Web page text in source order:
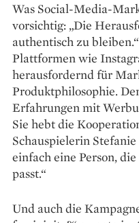
Was Social-Media-
vorsichtig: „Die
authentisch zu
Plattformen wie
herausfordernd für
Produktphilosophie.
Erfahrungen mit
Sie hebt die
Schauspielerin
einfach eine Person,
passt.“
Und auch die